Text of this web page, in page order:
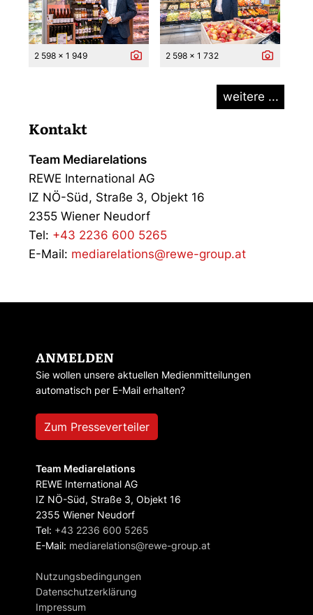
2 598 x 1 949 2 598 x 1 732
weitere ...
Kontakt
Team Mediarelations
REWE International AG
IZ NÖ-Süd, Straße 3, Objekt 16
2355 Wiener Neudorf
Tel: +43 2236 600 5265
E-Mail: mediarelations@rewe-group.at
ANMELDEN
Sie wollen unsere aktuellen Medienmitteilungen
automatisch per E-Mail erhalten?
Zum Presseverteiler
Team Mediarelations
REWE International AG
IZ NÖ-Süd, Straße 3, Objekt 16
2355 Wiener Neudorf
Tel: +43 2236 600 5265
E-Mail: mediarelations@rewe-group.at
Nutzungsbedingungen
Datenschutzerklärung
Impressum